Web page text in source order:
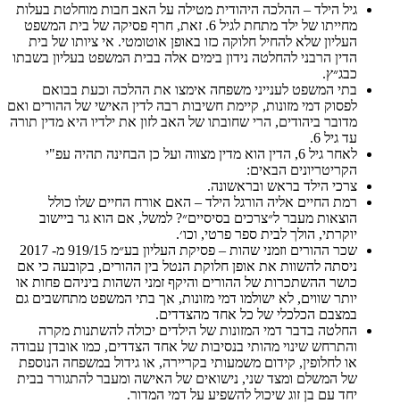
גיל הילד – ההלכה היהודית מטילה על האב חבות מוחלטת בעלות
מחייתו של ילד מתחת לגיל 6. זאת, חרף פסיקה של בית המשפט
העליון שלא להחיל חלוקה כזו באופן אוטומטי. אי ציותו של בית
הדין הרבני להחלטה נידון בימים אלה בבית המשפט בעליון בשבתו
כבג״ץ.
בתי המשפט לענייני משפחה אימצו את ההלכה וכעת בבואם
לפסוק דמי מזונות, קיימת חשיבות רבה לדין האישי של ההורים ואם
מדובר ביהודים, הרי שחובתו של האב לזון את ילדיו היא מדין תורה
עד גיל 6.
לאחר גיל 6, הדין הוא מדין מצווה ועל כן הבחינה תהיה עפ"י
הקריטריונים הבאים:
צרכי הילד בראש ובראשונה.
רמת החיים אליה הורגל הילד – האם אורח החיים שלו כולל
הוצאות מעבר ל״צרכים בסיסיים״? למשל, אם הוא גר ביישוב
יוקרתי, הולך לבית ספר פרטי, וכו׳.
שכר ההורים וזמני שהות – פסיקת העליון בע״מ 919/15 מ- 2017
ניסתה להשוות את אופן חלוקת הנטל בין ההורים, בקובעה כי אם
כושר ההשתכרות של ההורים והיקף זמני השהות ביניהם פחות או
יותר שווים, לא ישולמו דמי מזונות, אך בתי המשפט מתחשבים גם
במצבם הכלכלי של כל אחד מהצדדים.
החלטה בדבר דמי המזונות של הילדים יכולה להשתנות מקרה
והתרחש שינוי מהותי בנסיבות של אחד הצדדים, כמו אובדן עבודה
או לחלופין, קידום משמעותי בקריירה, או גידול במשפחה הנוספת
של המשלם ומצד שני, נישואים של האישה ומעבר להתגורר בבית
יחד עם בן זוג שיכול להשפיע על דמי המדור.